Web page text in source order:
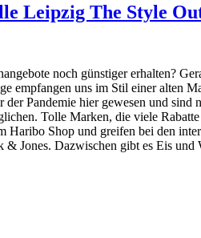
Leipzig The Style
noch günstiger erhalten?
empfangen uns im Stil einer alten
Pandemie hier gewesen und sind
Tolle Marken, die viele
Haribo Shop und greifen bei den
& Jones. Dazwischen gibt es Eis